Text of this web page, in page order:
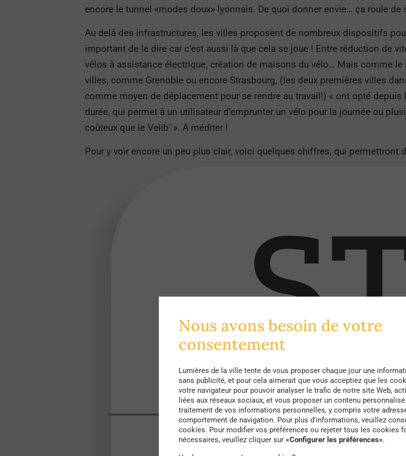
encore le tunnel «modes doux» lyonnais. De quoi donner envie… ça roule de
Au delà des infrastructures, les villes proposent de nombreux dispositifs
important de le dire car c’est aussi là que cela se joue ! Entre réduction de
vélos à assistance électrique, création de maisons du vélo… Mais comme le
villes, comme Grenoble ou encore Strasbourg, (les deux premières villes
comme moyen de déplacement pour se rendre au travail!) « ont opté
durée, qui permet à un utilisateur d’emprunter un vélo pour la journée ou
coûteux que le Velib’ ». A méditer !
Pour y voir encore un peu plus clair, voici quelques chiffres, qui permettront
Nous avons besoin de votre
consentement
Lumières de la ville tente de vous proposer chaque jour une
sans publicité, et pour cela aimerait que vous acceptiez que les
votre navigateur pour pouvoir analyser le trafic de notre site Web,
liées aux réseaux sociaux, et vous proposer un contenu
traitement de vos informations personnelles, y compris votre
comportement de navigation. Pour plus d'informations, veuillez
cookies. Pour modifier vos préférences ou rejeter tous les cookies
nécessaires, veuillez cliquer sur «Configurer les préférences».